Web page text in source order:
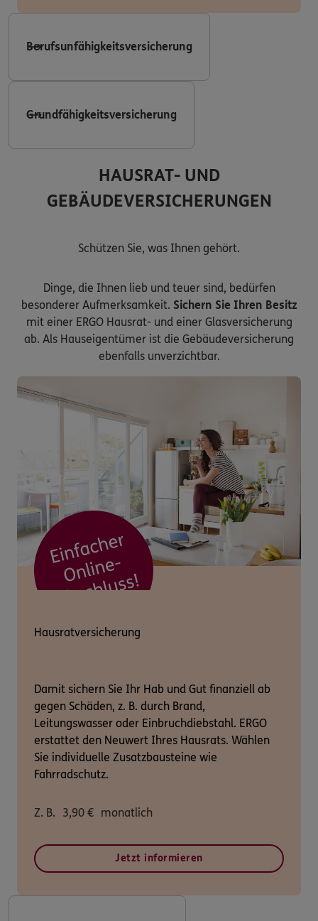
Berufsunfähigkeitsversicherung
Grundfähigkeitsversicherung
HAUSRAT- UND
GEBÄUDEVERSICHERUNGEN
Schützen Sie, was Ihnen gehört.
Dinge, die Ihnen lieb und teuer sind, bedürfen
besonderer Aufmerksamkeit. Sichern Sie Ihren Besitz
mit einer ERGO Hausrat- und einer Glasversicherung
ab. Als Hauseigentümer ist die Gebäudeversicherung
ebenfalls unverzichtbar.
Hausratversicherung
Damit sichern Sie Ihr Hab und Gut finanziell ab
gegen Schäden, z. B. durch Brand,
Leitungswasser oder Einbruchdiebstahl. ERGO
erstattet den Neuwert Ihres Hausrats. Wählen
Sie individuelle Zusatzbausteine wie
Fahrradschutz.
Z. B. 3,90 € monatlich
Jetzt informieren